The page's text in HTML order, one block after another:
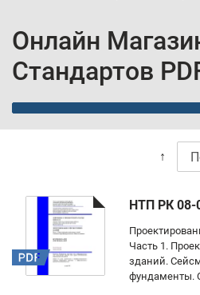
Онлайн
Стандартов
↑
НТП РК 08-
Часть 1.
зданий.
фундаменты.